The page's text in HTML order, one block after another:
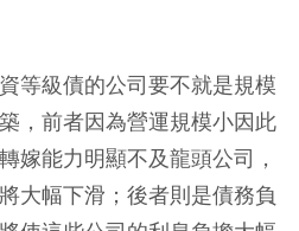
等級債的公司要不就是規模
，前者因為營運規模小因此
嫁能力明顯不及龍頭公司，
大幅下滑；後者則是債務負